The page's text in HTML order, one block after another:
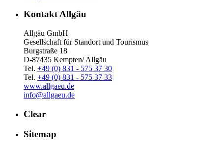
Kontakt Allgäu
Allgäu GmbH
Gesellschaft für Standort und Tourismus
Burgstraße 18
D-87435 Kempten/ Allgäu
Tel. +49 (0) 831 - 575 37 30
Tel. +49 (0) 831 - 575 37 33
www.allgaeu.de
info@allgaeu.de
Clear
Sitemap